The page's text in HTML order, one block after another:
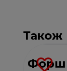
Також